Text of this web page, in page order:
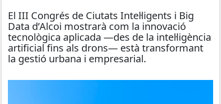
El III Congrés de Ciutats Intel·ligents i Big
Data d’Alcoi mostrarà com la innovació
tecnològica aplicada —des de la intel·ligència
artificial fins als drons— està transformant
la gestió urbana i empresarial.